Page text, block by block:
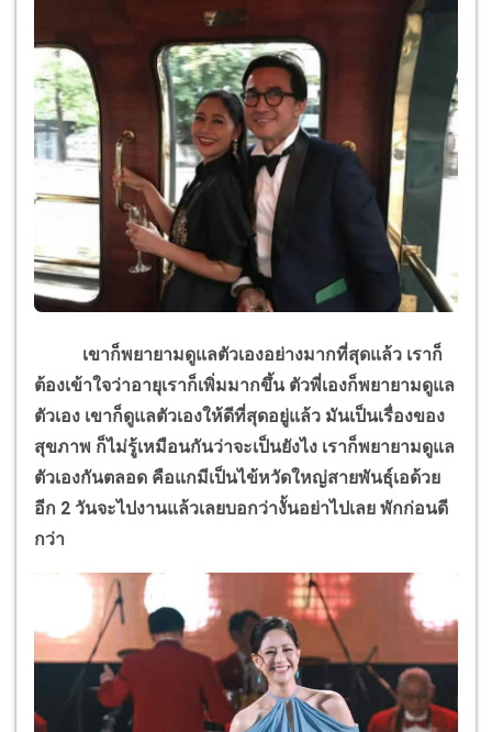
เขาก็พยายามดูแลตัวเองอย่างมากที่สุดแล้ว เราก็
ต้องเข้าใจว่าอายุเราก็เพิ่มมากขึ้น ตัวพี่เองก็พยายามดูแล
ตัวเอง เขาก็ดูแลตัวเองให้ดีที่สุดอยู่แล้ว มันเป็นเรื่องของ
สุขภาพ ก็ไม่รู้เหมือนกันว่าจะเป็นยังไง เราก็พยายามดูแล
ตัวเองกันตลอด คือแกมีเป็นไข้หวัดใหญ่สายพันธ์ุเอด้วย
อีก 2 วันจะไปงานแล้วเลยบอกว่างั้นอย่าไปเลย พักก่อนดี
กว่า